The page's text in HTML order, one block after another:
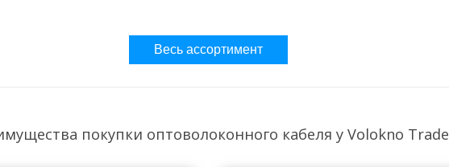
Весь ассортимент
покупки оптоволоконного кабеля у Volokno Trade